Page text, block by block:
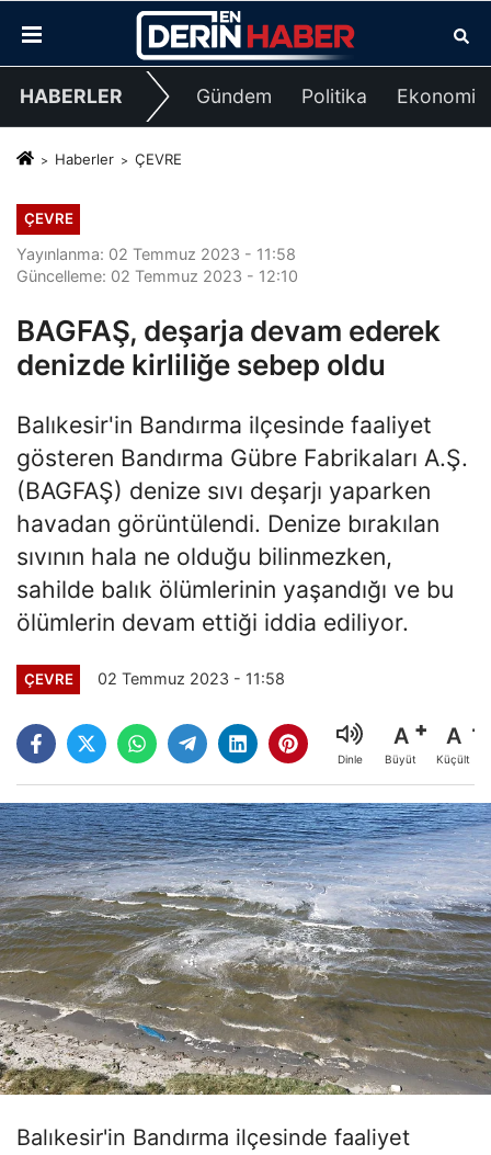
HABERLER Gündem Politika Ekonomi
Haberler ÇEVRE
ÇEVRE
Yayınlanma: 02 Temmuz 2023 - 11:58
Güncelleme: 02 Temmuz 2023 - 12:10
BAGFAŞ, deşarja devam ederek
denizde kirliliğe sebep oldu
Balıkesir'in Bandırma ilçesinde faaliyet
gösteren Bandırma Gübre Fabrikaları A.Ş.
(BAGFAŞ) denize sıvı deşarjı yaparken
havadan görüntülendi. Denize bırakılan
sıvının hala ne olduğu bilinmezken,
sahilde balık ölümlerinin yaşandığı ve bu
ölümlerin devam ettiği iddia ediliyor.
ÇEVRE 02 Temmuz 2023 - 11:58
Dinle
A
Büyüt
A
Küçült
Balıkesir'in Bandırma ilçesinde faaliyet